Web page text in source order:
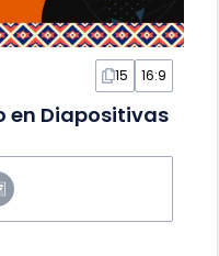
15 16:9
en Diapositivas